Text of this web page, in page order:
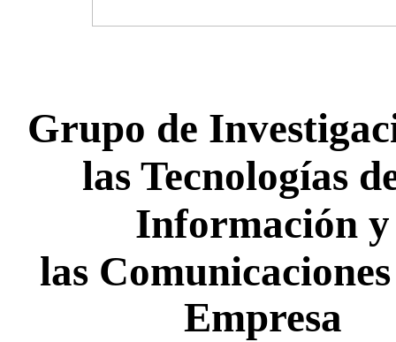
Grupo de
las Tecnologías
Información y
las
Empresa